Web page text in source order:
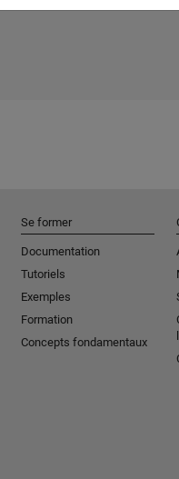
Se former
Documentation
Tutoriels
Exemples
Formation
Concepts fondamentaux